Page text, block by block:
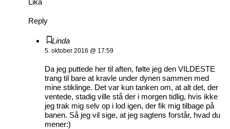
Lika
Reply
Linda
5. oktober 2016 @ 17:59
Da jeg puttede her til aften, følte jeg den VILDESTE
trang til bare at kravle under dynen sammen med
mine stiklinge. Det var kun tanken om, at alt det, der
ventede, stadig ville stå der i morgen tidlig, hvis ikke
jeg trak mig selv op i lod igen, der fik mig tilbage på
banen. Så jeg vil sige, at jeg sagtens forstår, hvad du
mener:)